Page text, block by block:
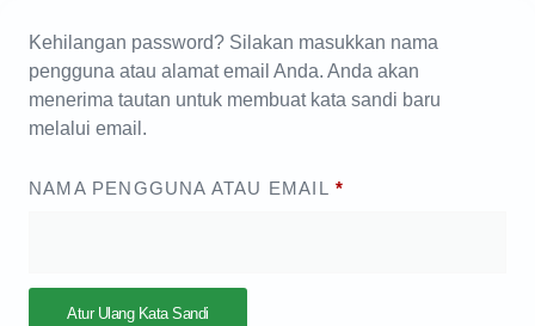
Kehilangan password? Silakan masukkan nama
pengguna atau alamat email Anda. Anda akan
menerima tautan untuk membuat kata sandi baru
melalui email.
NAMA PENGGUNA ATAU EMAIL *
Atur Ulang Kata Sandi